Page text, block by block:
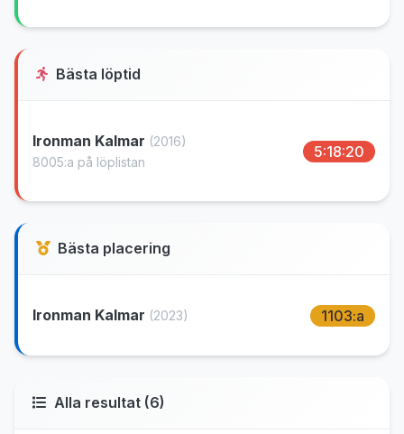
Bästa löptid
Ironman Kalmar (2016)
8005:a på löplistan
5:18:20
Bästa placering
Ironman Kalmar (2023) 1103:a
Alla resultat (6)